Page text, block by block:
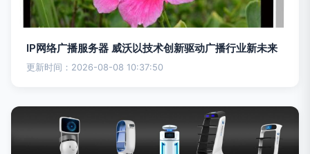
IP网络广播服务器 威沃以技术创新驱动广播行业新未来
更新时间：2026-08-08 10:37:50